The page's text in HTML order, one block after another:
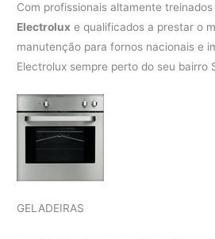
Com profissionais altamente
Electrolux e qualificados a prestar o
manutenção para fornos nacionais e
Electrolux sempre perto do seu bairro
GELADEIRAS